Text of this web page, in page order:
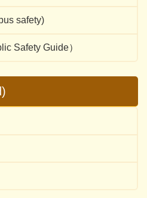
safety)
Safety Guide）